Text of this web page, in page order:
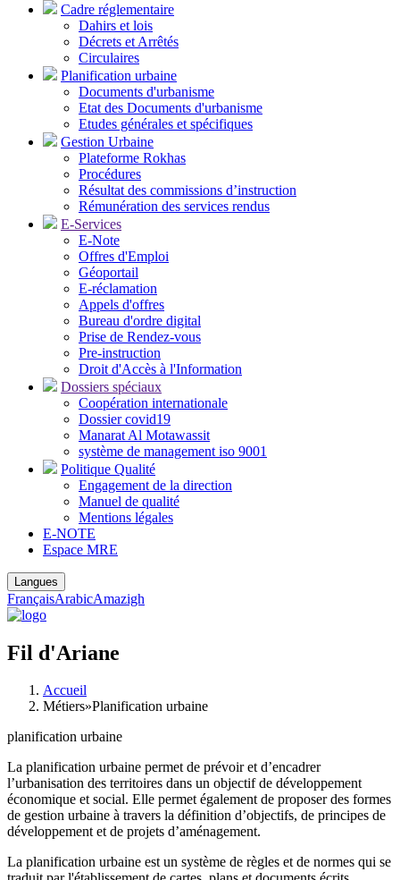
Cadre réglementaire
Dahirs et lois
Décrets et Arrêtés
Circulaires
Planification urbaine
Documents d'urbanisme
Etat des Documents d'urbanisme
Etudes générales et spécifiques
Gestion Urbaine
Plateforme Rokhas
Procédures
Résultat des commissions d’instruction
Rémunération des services rendus
E-Services
E-Note
Offres d'Emploi
Géoportail
E-réclamation
Appels d'offres
Bureau d'ordre digital
Prise de Rendez-vous
Pre-instruction
Droit d'Accès à l'Information
Dossiers spéciaux
Coopération internationale
Dossier covid19
Manarat Al Motawassit
système de management iso 9001
Politique Qualité
Engagement de la direction
Manuel de qualité
Mentions légales
E-NOTE
Espace MRE
Langues
FrançaisArabicAmazigh
Fil d'Ariane
Accueil
Métiers»Planification urbaine
planification urbaine
La planification urbaine permet de prévoir et d’encadrer
l’urbanisation des territoires dans un objectif de développement
économique et social. Elle permet également de proposer des formes
de gestion urbaine à travers la définition d’objectifs, de principes de
développement et de projets d’aménagement.
La planification urbaine est un système de règles et de normes qui se